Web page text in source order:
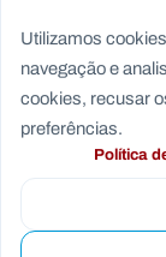
Utilizamos
navegação e
cookies, recusar
preferências.
Política